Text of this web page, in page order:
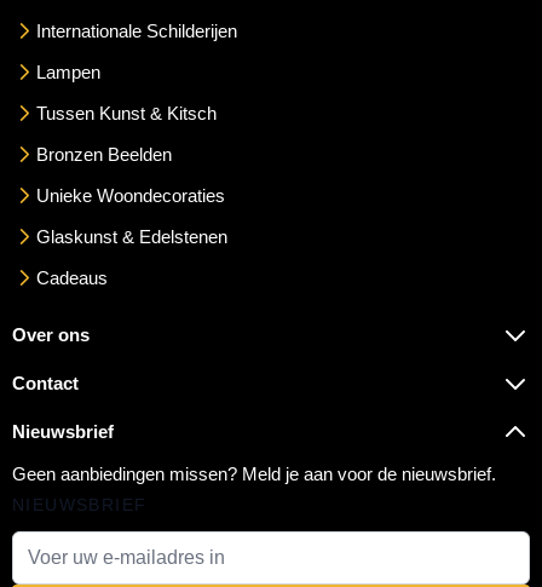
Internationale Schilderijen
Lampen
Tussen Kunst & Kitsch
Bronzen Beelden
Unieke Woondecoraties
Glaskunst & Edelstenen
Cadeaus
Over ons
Contact
Nieuwsbrief
Geen aanbiedingen missen? Meld je aan voor de nieuwsbrief.
NIEUWSBRIEF